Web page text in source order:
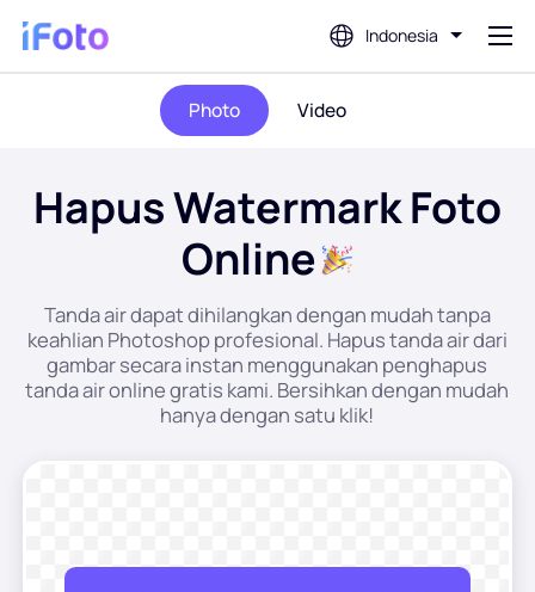
Indonesia
Gabung
Editor Foto AI
Penghapus Latar Belakang
Penambah Foto
Pembuat Gambar Profil
Photo Video
Hapus Watermark Foto
Online
Tanda air dapat dihilangkan dengan mudah tanpa
keahlian Photoshop profesional. Hapus tanda air dari
gambar secara instan menggunakan penghapus
tanda air online gratis kami. Bersihkan dengan mudah
hanya dengan satu klik!